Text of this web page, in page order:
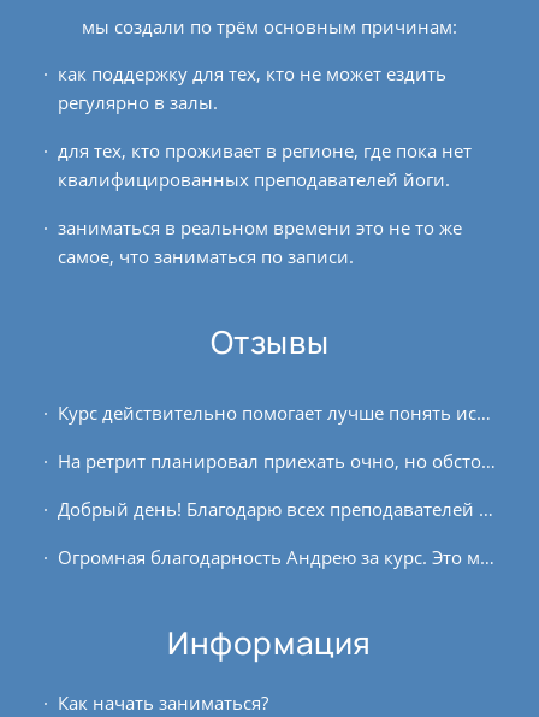
мы создали по трём основным причинам:
как поддержку для тех, кто не может ездить
регулярно в залы.
для тех, кто проживает в регионе, где пока нет
квалифицированных преподавателей йоги.
заниматься в реальном времени это не то же
самое, что заниматься по записи.
Отзывы
Курс действительно помогает лучше понять истинного себя. Больше всего впечатлило, что после первого же занятия возникло ощущение внутренней тишины. Тревоги повседневной жизни...
На ретрит планировал приехать очно, но обстоятельства внесли коррективы. В прошлом году уже проходил онлайн, поэтому на этот решился сразу. Необычным сюрпризом было то, что...
Добрый день! Благодарю всех преподавателей за курс медитации! Жаль, что не могу часто встречаться с представителями клуба в Москве. Понравились занятия хатха-йоги. Я...
Огромная благодарность Андрею за курс. Это мой 2-й раз, когда я прохожу данный курс. Во второй раз мне было сложнее, чем в первый, в марте. Но зато результат в этот раз...
Информация
Как начать заниматься?